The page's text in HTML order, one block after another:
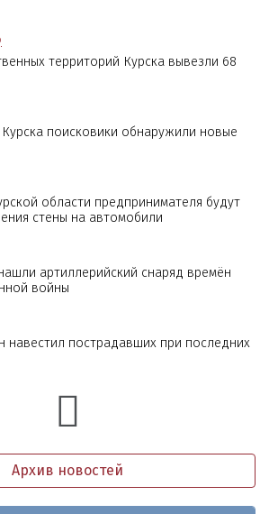
территорий Курска вывезли 68
поисковики обнаружили новые
области предпринимателя будут
стены на автомобили
артиллерийский снаряд времён
войны
навестил пострадавших при последних
Архив новостей